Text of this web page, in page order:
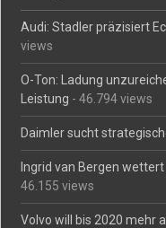
Audi: Stadler präzisiert
views
O-Ton: Ladung
Leistung - 46.794 views
Daimler sucht
Ingrid van Bergen
46.155 views
Volvo will bis 2020 mehr